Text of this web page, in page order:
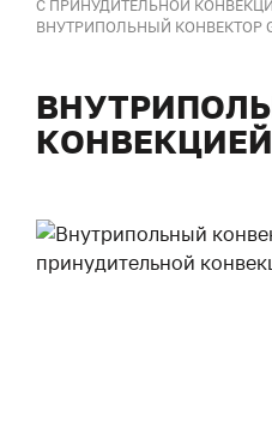
С ПРИНУДИТЕЛЬНОЙ
ВНУТРИПОЛЬНЫЙ КОНВЕКТОР